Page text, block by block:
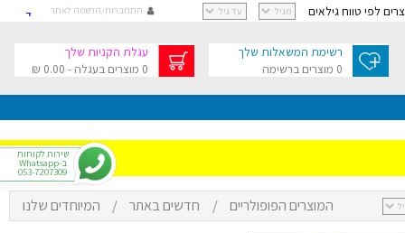
קישור
התחברות/הרשמה לאתר לפי טווח גילאים
עגלת הקניות שלך
0 מוצרים בעגלה - 0.00 ₪
הקניות שלךבסך 0.00 ₪
רשימת המשאלות שלך
0 מוצרים ברשימה
שירות לקוחות
ב-Whatsapp
053-7207309
המוצרים הפופולריים / חדשים באתר / המיוחדים שלנו